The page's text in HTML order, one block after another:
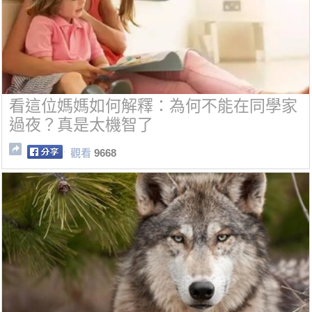
看這位媽媽如何解釋：為何不能在同學家
過夜？真是太機智了
觀看 9668